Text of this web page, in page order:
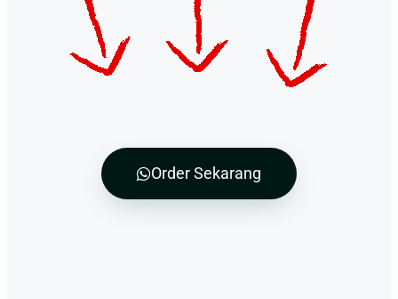
Order Sekarang